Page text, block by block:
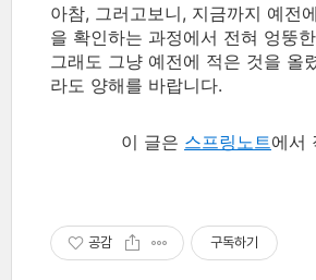
아참, 그러고보니, 지금까지 예전
을 확인하는 과정에서 전혀 엉뚱
그래도 그냥 예전에 적은 것을 올
라도 양해를 바랍니다.
이 글은 스프링노트에서
공감 구독하기